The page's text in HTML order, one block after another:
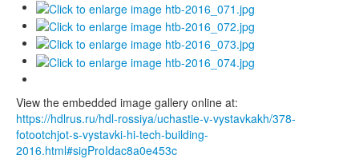
View the embedded image gallery online at:
https://hdlrus.ru/hdl-rossiya/uchastie-v-vystavkakh/378-
fotootchjot-s-vystavki-hi-tech-building-
2016.html#sigProIdac8a0e453c